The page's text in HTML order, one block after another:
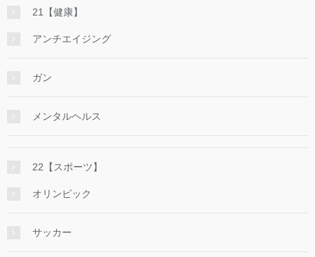
21【健康】
アンチエイジング
ガン
メンタルヘルス
22【スポーツ】
オリンピック
サッカー